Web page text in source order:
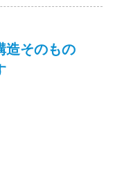
造そのもの